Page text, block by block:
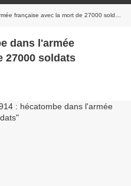
française avec la mort de 27000 soldats
dans l'armée
27000 soldats